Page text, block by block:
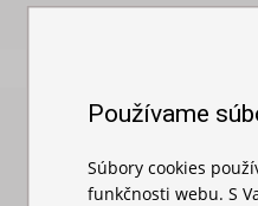
Preverené našimi
Výber nezávislých
Heuréka
Používame
Súbory cookies
funkčnosti webu. S